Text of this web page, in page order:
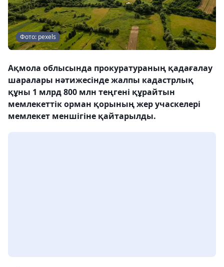
Фото: pexels
Ақмола облысында прокуратураның қадағалау
шаралары нәтижесінде жалпы кадастрлық
құны 1 млрд 800 млн теңгені құрайтын
мемлекеттік орман қорының жер учаскелері
мемлекет меншігіне қайтарылды.